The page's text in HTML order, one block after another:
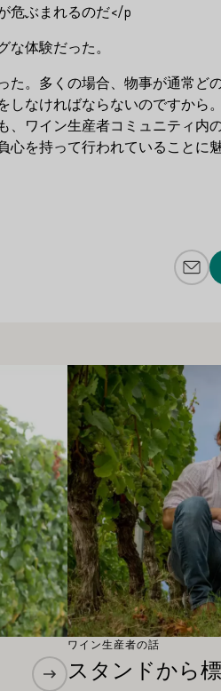
危ぶまれるのだ</p
体験だった。
た。多くの場合、物事が通常ど
しなければならないのですから
、ワイン生産者コミュニティ内
心を持って行われていることに
メー
ワイン生産者の話
スタンドから
もっと詳しく